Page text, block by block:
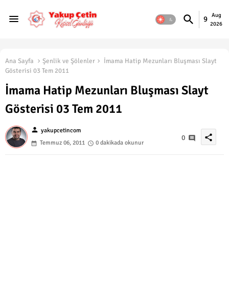
9
Aug
2026
Ana Sayfa Şenlik ve Şölenler
İmama Hatip Mezunları Bluşması Slayt
Gösterisi 03 Tem 2011
İmama Hatip Mezunları Bluşması Slayt
Gösterisi 03 Tem 2011
person yakupcetincom
Temmuz 06, 2011
0 dakikada okunur
0 share